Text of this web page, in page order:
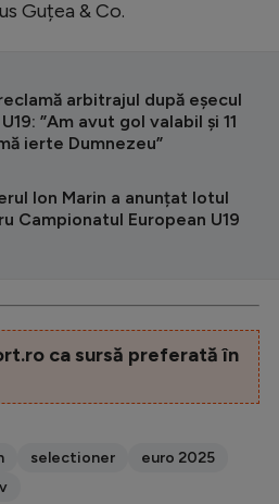
Guțea & Co.
arbitrajul după eșecul
”Am avut gol valabil și 11
ierte Dumnezeu”
Ion Marin a anunțat lotul
Campionatul European U19
ca sursă preferată în
selectioner
euro 2025